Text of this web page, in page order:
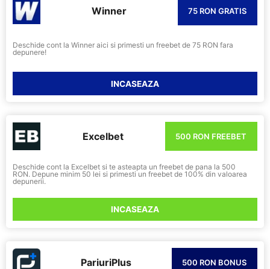
Winner 75 RON GRATIS
Deschide cont la Winner aici si primesti un freebet de 75 RON fara
depunere!
INCASEAZA
Excelbet 500 RON FREEBET
Deschide cont la Excelbet si te asteapta un freebet de pana la 500
RON. Depune minim 50 lei si primesti un freebet de 100% din valoarea
depunerii.
INCASEAZA
PariuriPlus 500 RON BONUS